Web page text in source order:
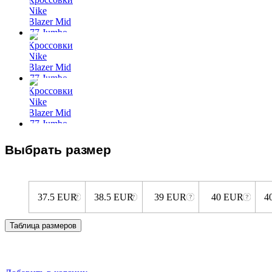
Выбрать размер
37.5 EUR 38.5 EUR 39 EUR 40 EUR
Таблица размеров